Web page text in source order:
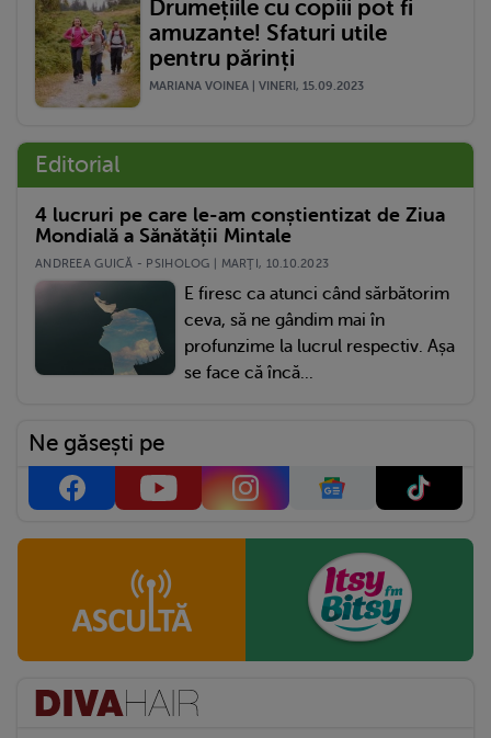
Drumețiile cu copiii pot fi
amuzante! Sfaturi utile
pentru părinți
MARIANA VOINEA | VINERI, 15.09.2023
Editorial
4 lucruri pe care le-am conștientizat de Ziua
Mondială a Sănătății Mintale
ANDREEA GUICĂ - PSIHOLOG | MARŢI, 10.10.2023
E firesc ca atunci când sărbătorim
ceva, să ne gândim mai în
profunzime la lucrul respectiv. Așa
se face că încă...
Ne găsești pe